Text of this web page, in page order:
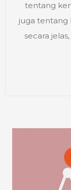
tentang
juga tentang
secara